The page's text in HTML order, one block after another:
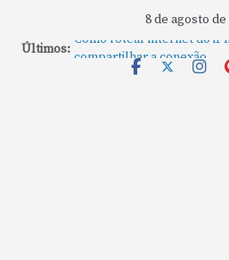
8 de agosto de
Últimos: Como rotear internet do
compartilhar a conexão